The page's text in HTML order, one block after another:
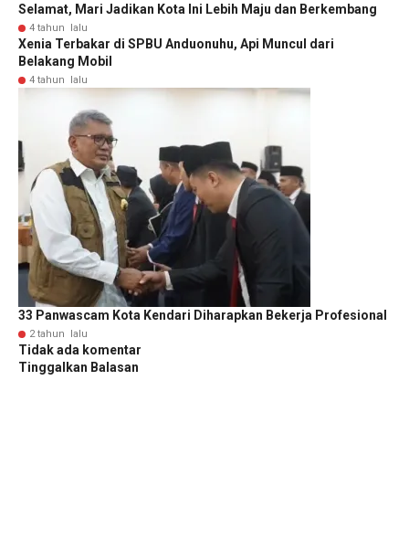
Selamat, Mari Jadikan Kota Ini Lebih Maju dan Berkembang
4 tahun lalu
Xenia Terbakar di SPBU Anduonuhu, Api Muncul dari
Belakang Mobil
4 tahun lalu
33 Panwascam Kota Kendari Diharapkan Bekerja Profesional
2 tahun lalu
Tidak ada komentar
Tinggalkan Balasan